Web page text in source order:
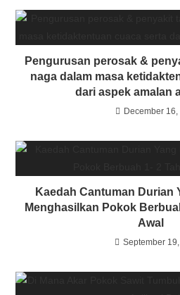
Pengurusan perosak &
naga dalam masa
dari aspek amalan
December 16,
Kaedah Cantuman Durian
Menghasilkan Pokok
Awal
September